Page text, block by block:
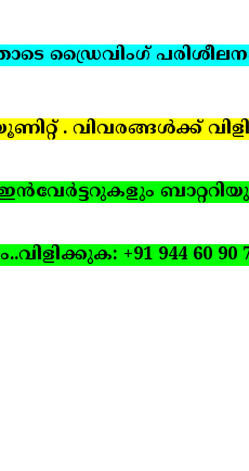
ഡ്രൈവിംഗ് പരിശീലനം
. വിവരങ്ങള്‍ക്ക്
വിളിക്കുക: +91 944 60 90